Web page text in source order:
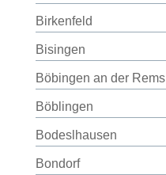
Birkenfeld
Bisingen
Böbingen an der Rems
Böblingen
Bodeslhausen
Bondorf